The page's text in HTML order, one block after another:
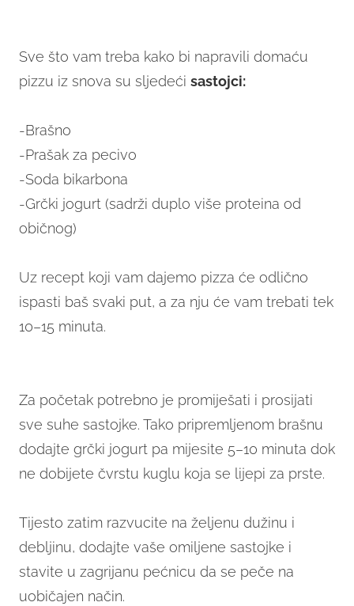
Sve što vam treba kako bi napravili domaću
pizzu iz snova su sljedeći sastojci:
-Brašno
-Prašak za pecivo
-Soda bikarbona
-Grčki jogurt (sadrži duplo više proteina od
običnog)
Uz recept koji vam dajemo pizza će odlično
ispasti baš svaki put, a za nju će vam trebati tek
10–15 minuta.
Za početak potrebno je promiješati i prosijati
sve suhe sastojke. Tako pripremljenom brašnu
dodajte grčki jogurt pa mijesite 5–10 minuta dok
ne dobijete čvrstu kuglu koja se lijepi za prste.
Tijesto zatim razvucite na željenu dužinu i
debljinu, dodajte vaše omiljene sastojke i
stavite u zagrijanu pećnicu da se peče na
uobičajen način.